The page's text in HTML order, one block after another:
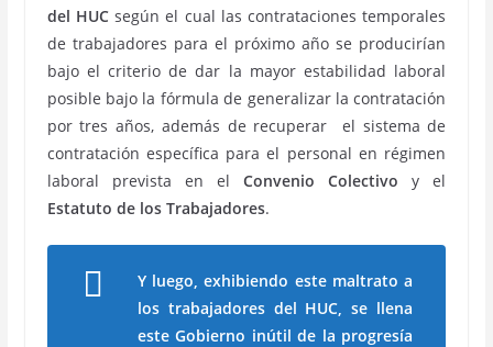
del HUCsegún el cual las contrataciones temporales
de trabajadores para el próximo año se producirían
bajo el criterio de dar la mayor estabilidad laboral
posible bajo la fórmula de generalizar la contratación
por tres años, además de recuperar el sistema de
contratación específica para el personal en régimen
laboral prevista en elConvenio Colectivo y el
Estatuto de los Trabajadores.
Y luego, exhibiendo este maltrato a
los trabajadores del HUC, se llena
este Gobierno inútil de la progresía